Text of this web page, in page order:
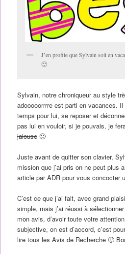
J’en profite que Sylvain soit en
🙂
Sylvain, notre chroniqueur au style
adooooorrrre est parti en vacances.
temps pour lui, se reposer et
pas lui en vouloir, si je pouvais, je
jalouse🙂
Juste avant de quitter son clavier,
mission que j’ai pris on ne peut plus
article par ADR pour vous concocter
C’est ce que j’ai fait, avec grand
simple, mais j’ai réussi à
mon avis, d’avoir toute votre
subjective, on est d’accord, c’est
lire tous les Avis de Recherche 🙂